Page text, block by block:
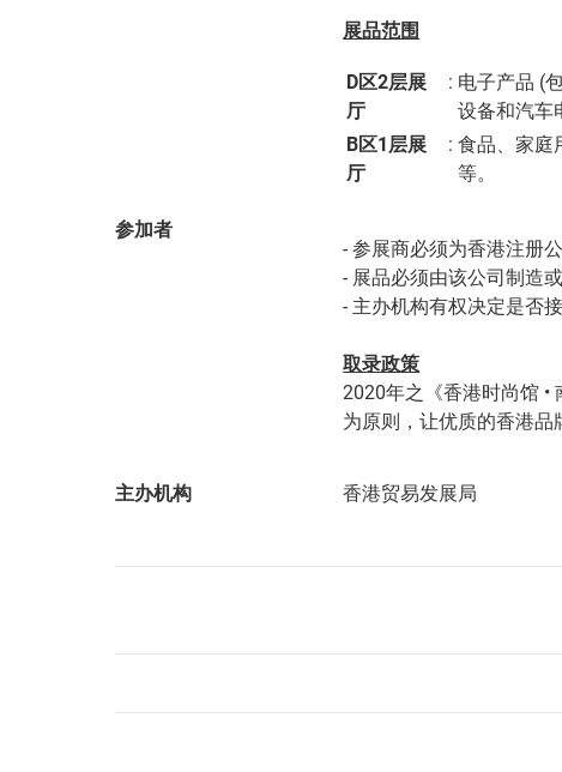
展品范围
D区2层展
厅
: 电子产品 (
设备和汽车
B区1层展
厅
: 食品、家庭
等。
参加者
- 参展商必须为香港注册
- 展品必须由该公司制造或
- 主办机构有权决定是否
取录政策
2020年之《香港时尚馆 •
为原则，让优质的香港品
主办机构 香港贸易发展局